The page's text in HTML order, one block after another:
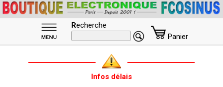
Recherche
Panier
Infos délais